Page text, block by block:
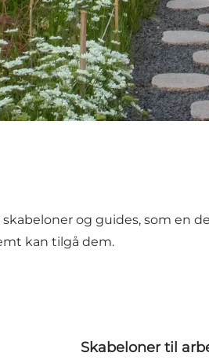
og guides, som en
kan tilgå dem.
Skabeloner til